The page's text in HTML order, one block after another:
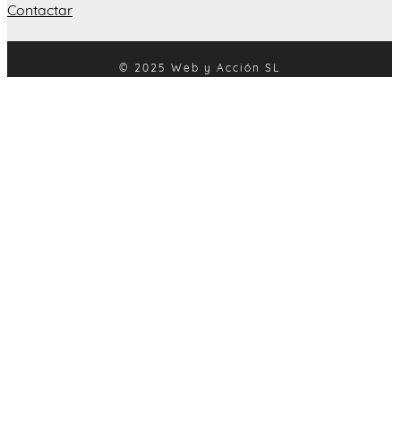
Contactar
© 2025 Web y Acción SL